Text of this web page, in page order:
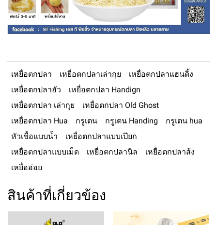
เหยื่อตกปลา เหยื่อตกปลาเล่ากุย
เหยื่อตกปลาแฮนดิ้ง
เหยื่อตกปลาฮัว
เหยื่อตกปลา Handign
เหยื่อตกปลา เล่ากุย
เหยื่อตกปลา Old Ghost
เหยื่อตกปลา Hua
กรูเตน กรูเตน Handing
กรูเตน hua
หัวเชื้อแบบน้ำ
เหยื่อตกปลาแบบเปียก
เหยื่อตกปลาแบบเม็ด
เหยื่อตกปลานิล
เหยื่อตกปลาส้ง
เหยื่ออ่อย
สินค้าที่เกี่ยวข้อง